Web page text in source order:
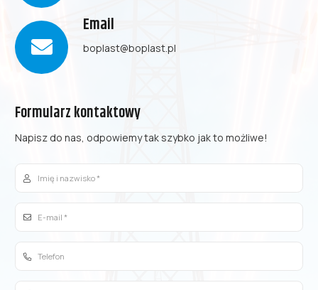
Email
boplast@boplast.pl
Formularz kontaktowy
Napisz do nas, odpowiemy tak szybko jak to możliwe!